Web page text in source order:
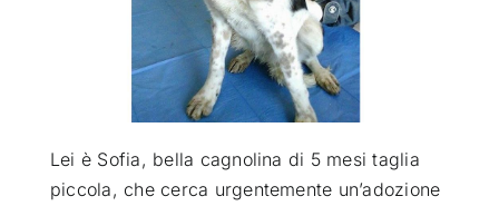
SEMPRE CON ME
Lei è Sofia, bella cagnolina di 5 mesi taglia
piccola, che cerca urgentemente un’adozione